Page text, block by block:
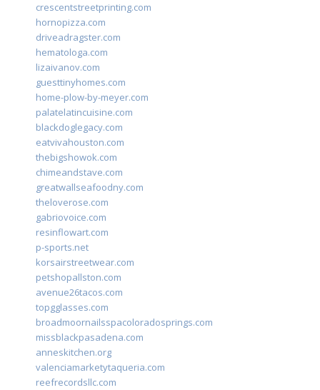
crescentstreetprinting.com
hornopizza.com
driveadragster.com
hematologa.com
lizaivanov.com
guesttinyhomes.com
home-plow-by-meyer.com
palatelatincuisine.com
blackdoglegacy.com
eatvivahouston.com
thebigshowok.com
chimeandstave.com
greatwallseafoodny.com
theloverose.com
gabriovoice.com
resinflowart.com
p-sports.net
korsairstreetwear.com
petshopallston.com
avenue26tacos.com
topgglasses.com
broadmoornailsspacoloradosprings.com
missblackpasadena.com
anneskitchen.org
valenciamarketytaqueria.com
reefrecordsllc.com